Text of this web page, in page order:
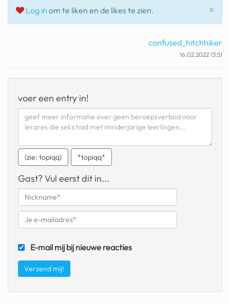
dpd
armand duplantis
chevrolet mohawk
×
Log in om te liken en de likes te zien.
confused_hitchhiker
16.02.2022 13:51
voer een entry in!
(zie: topiqq) *topiqq*
Gast? Vul eerst dit in...
E-mail mij bij nieuwe reacties